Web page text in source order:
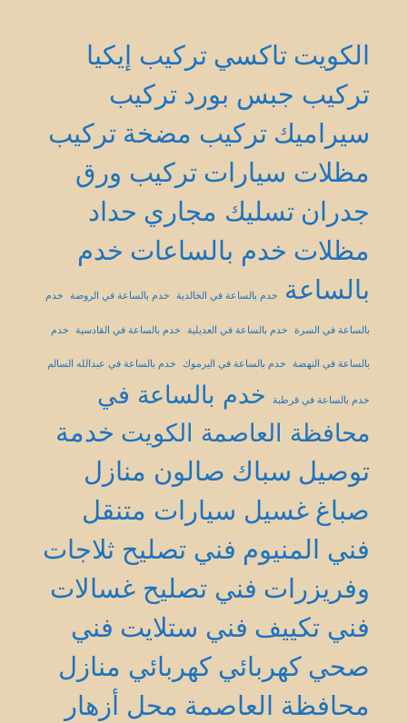
الكويت تاكسي تركيب إيكيا
تركيب جبس بورد تركيب
سيراميك تركيب مضخة تركيب
مظلات سيارات تركيب ورق
جدران تسليك مجاري حداد
مظلات خدم بالساعات خدم
بالساعة
خدم بالساعة في الخالدية خدم بالساعة في الروضة خدم
بالساعة في السرة خدم بالساعة في العديلية خدم بالساعة في القادسية خدم
بالساعة في النهضة خدم بالساعة في اليرموك خدم بالساعة في عبدالله السالم
خدم بالساعة في قرطبة
خدم بالساعة في
محافظة العاصمة الكويت خدمة
توصيل سباك صالون منازل
صباغ غسيل سيارات متنقل
فني المنيوم فني تصليح ثلاجات
وفريزرات فني تصليح غسالات
فني تكييف فني ستلايت فني
صحي كهربائي كهربائي منازل
محافظة العاصمة محل أزهار